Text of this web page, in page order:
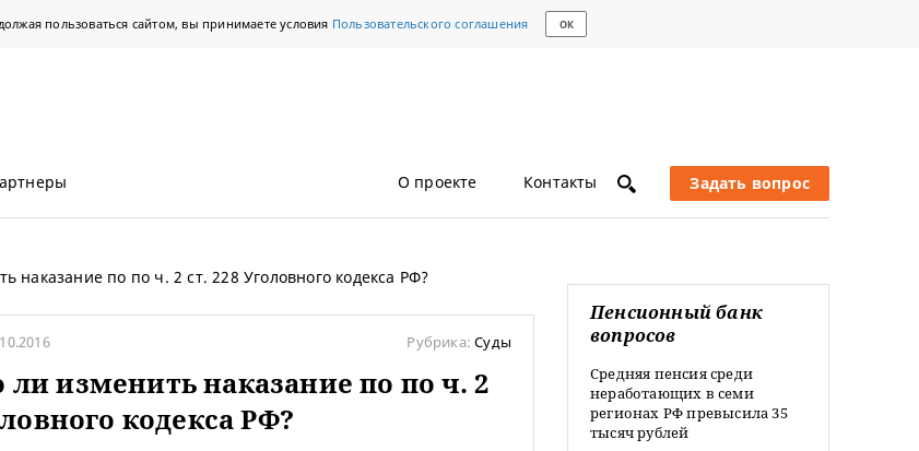
пользоваться сайтом, вы принимаете условия Пользовательского соглашения ОК
О проекте Контакты Задать вопрос
наказание по по ч. 2 ст. 228 Уголовного кодекса РФ?
Рубрика:Суды
изменить наказание по по ч. 2
кодекса РФ?
Пенсионный банк
вопросов
Средняя пенсия среди
неработающих в семи
регионах РФ превысила 35
тысяч рублей